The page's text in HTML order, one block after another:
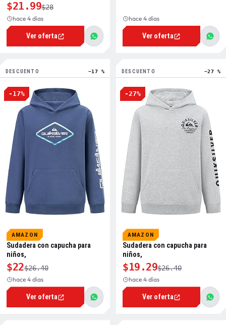
$21.99$28
hace 4 días
Ver oferta
hace 4 días
Ver oferta
DESCUENTO −17 %
-17%
AMAZON
Sudadera con capucha para
niños,
$22$26.40
hace 4 días
Ver oferta
DESCUENTO −27 %
-27%
AMAZON
Sudadera con capucha para
niños,
$19.29$26.40
hace 4 días
Ver oferta